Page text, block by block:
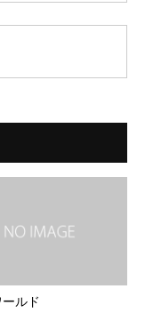
ルド